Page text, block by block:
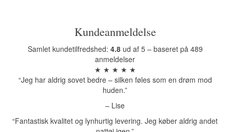
Kundeanmeldelse
Samlet kundetilfredshed: 4.8ud af 5 – baseret på 489
anmeldelser
★ ★ ★ ★ ★
“Jeg har aldrig sovet bedre – silken føles som en drøm mod
huden.”
– Lise
“Fantastisk kvalitet og lynhurtig levering. Jeg køber aldrig andet